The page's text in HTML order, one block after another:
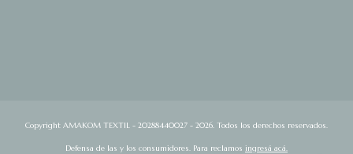
Copyright AMAKOM TEXTIL - 20288440027 - 2026. Todos los derechos reservados.
Defensa de las y los consumidores. Para reclamos ingresá acá.